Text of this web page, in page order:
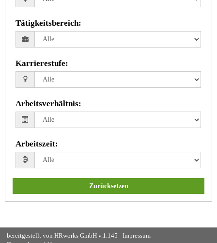
Tätigkeitsbereich:
Karrierestufe:
Arbeitsverhältnis:
Arbeitszeit:
Zurücksetzen
bereitgestellt von HRworks GmbH v.1.145 - Impressum -